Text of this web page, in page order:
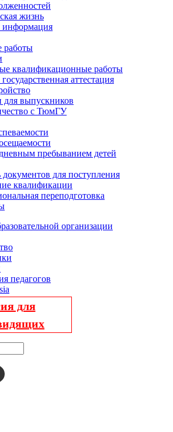
жизнь
информация
работы
квалификационные работы
аттестация
для выпускников
с ТюмГУ
пребыванием детей
документов для поступления
квалификации
переподготовка
организации
педагогов
для